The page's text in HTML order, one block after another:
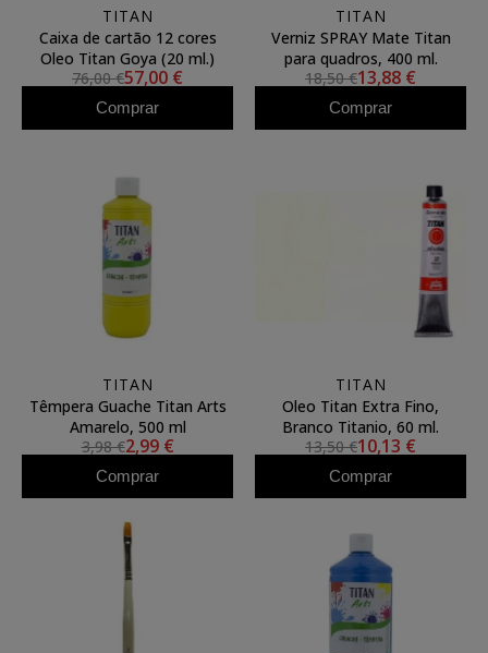
TITAN
Caixa de cartão 12 cores
Oleo Titan Goya (20 ml.)
76,00 €57,00 €
Comprar
TITAN
Verniz SPRAY Mate Titan
para quadros, 400 ml.
18,50 €13,88 €
Comprar
TITAN
Têmpera Guache Titan Arts
Amarelo, 500 ml
3,98 €2,99 €
Comprar
TITAN
Oleo Titan Extra Fino,
Branco Titanio, 60 ml.
13,50 €10,13 €
Comprar